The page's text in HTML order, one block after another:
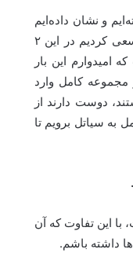
و نشان داده‌ایم
چقدر یکدل و یکپارچه هستیم. فکر می‌کنم این ویژگی وجه مشترک همه ایرانی‌ها در سراسر دنیاست. ما سعی کردیم در این ۲
امیدوارم این بار
مجموعه کامل وارد
دوست دارند از
به سیاتل برویم تا
در جام جهانی ۲۰۱۴ مقابل نیجریه داشت، با این تفاوت که آن
داشته باشم.